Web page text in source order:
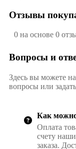
Отзывы
0 на основе 0
Вопросы и
Здесь вы можете
вопросы или
Как можно
Оплата
счету
заказа.